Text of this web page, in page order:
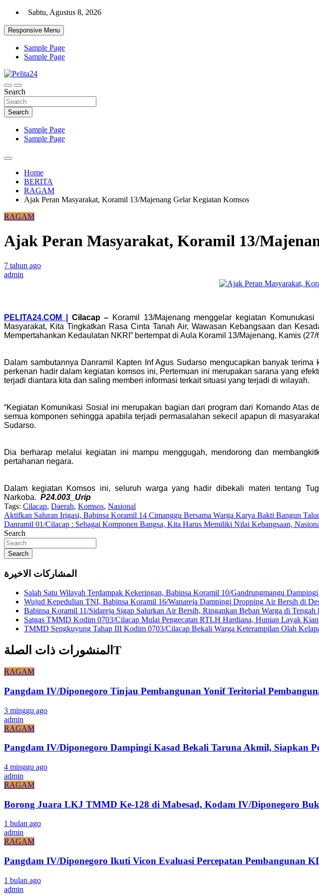
Skip
content
Sabtu, Agustus 8, 2026
Responsive Menu
Sample Page
Sample Page
Pelita24
Aktual, Mendalam dan Terpercaya
Search
Search
Sample Page
Sample Page
Home
BERITA
RAGAM
Ajak Peran Masyarakat, Koramil 13/Majenang Gelar Kegiatan Komsos
RAGAM
Ajak Peran Masyarakat, Koramil 13/
7 tahun ago
admin
PELITA24.COM | Cilacap – Koramil 13/Majenang menggelar kegiatan
Masyarakat, Kita Tingkatkan Rasa Cinta Tanah Air, Wawasan Kebangsaan dan
Mempertahankan Kedaulatan NKRI” bertempat di Aula Koramil 13/Majenang, Kamis (27/
Dalam sambutannya Danramil Kapten Inf Agus Sudarso mengucapkan banyak
perkenan hadir dalam kegiatan komsos ini, Pertemuan ini merupakan sarana yang
terjadi diantara kita dan saling memberi informasi terkait situasi yang terjadi di wilayah.
“Kegiatan Komunikasi Sosial ini merupakan bagian dari program dari Komando Atas
semua komponen sehingga apabila terjadi permasalahan sekecil apapun di
Sudarso.
Dia berharap melalui kegiatan ini mampu menggugah, mendorong dan
pertahanan negara.
Dalam kegiatan Komsos ini, seluruh warga yang hadir dibekali materi tentang
Narkoba. P24.003_Urip
Tags: Cilacap, Daerah, Komsos, Nasional
Navigasi
pos
Aktifkan Saluran Irigasi, Babinsa Koramil 14 Cimanggu Bersama Warga Karya Bakti Bangun
Danramil 01/Cilacap : Sebagai Komponen Bangsa, Kita Harus Memiliki Nilai Kebangsaan,
Search
Search
المشاركات الاخيرة
Salah Satu Wilayah Terdampak Kekeringan, Babinsa Koramil 10/Gandrungmangu
Wujud Kepedulian TNI, Babinsa Koramil 16/Wanareja Dampingi Dropping Air Bersih di
Babinsa Koramil 11/Sidareja Sigap Salurkan Air Bersih, Ringankan Beban Warga di Tengah
Satgas TMMD Kodim 0703/Cilacap Mulai Pengecatan RTLH Hardiana, Hunian Layak
TMMD Sengkuyung Tahap III Kodim 0703/Cilacap Bekali Warga Keterampilan Olah
المنشورات ذات الصلةT
RAGAM
Pangdam IV/Diponegoro Tinjau Pembangunan Yonif Teritorial
3 minggu ago
admin
RAGAM
Pangdam IV/Diponegoro Dampingi Kasad Bekali Taruna Akmil, Siapkan
4 minggu ago
admin
RAGAM
Borong Juara LKJ TMMD Ke-128 di Mabesad, Kodam IV/Diponegoro
1 bulan ago
admin
RAGAM
Pangdam IV/Diponegoro Ikuti Vicon Evaluasi Percepatan Pembangunan
1 bulan ago
admin